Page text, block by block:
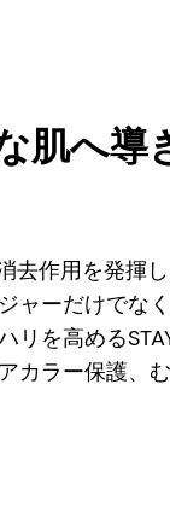
肌へ導
去作用を発揮
ャーだけでな
リを高める
カラー保護、